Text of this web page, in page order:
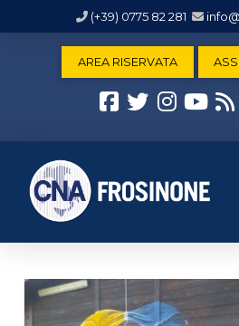
(+39) 0775 82 281
AREA RISERVATA